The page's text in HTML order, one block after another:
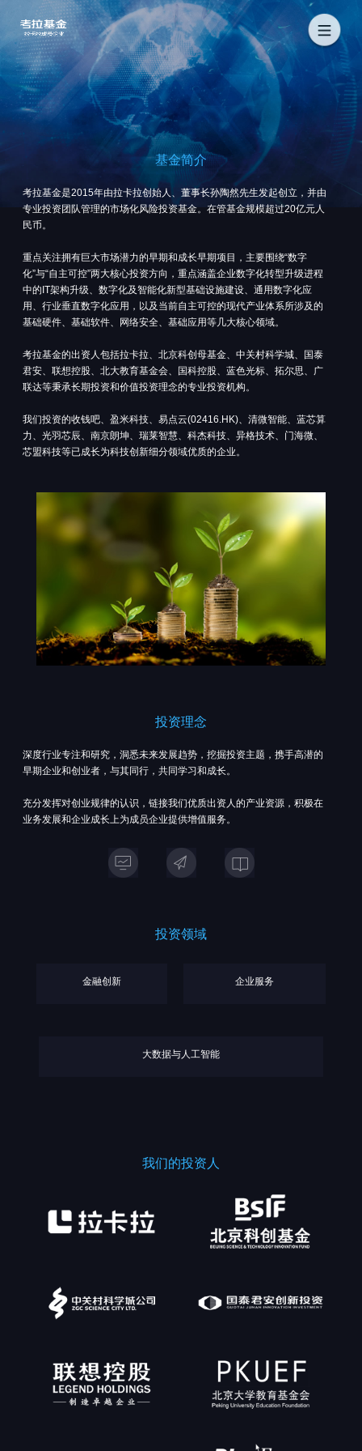
基金简介
考拉基金是2015年由拉卡拉创始人、董事长孙陶然先生发起创立，并由
专业投资团队管理的市场化风险投资基金。在管基金规模超过20亿元人
民币。
重点关注拥有巨大市场潜力的早期和成长早期项目，主要围绕“数字
化”与“自主可控”两大核心投资方向，重点涵盖企业数字化转型升级进程
中的IT架构升级、数字化及智能化新型基础设施建设、通用数字化应
用、行业垂直数字化应用，以及当前自主可控的现代产业体系所涉及的
基础硬件、基础软件、网络安全、基础应用等几大核心领域。
考拉基金的出资人包括拉卡拉、北京科创母基金、中关村科学城、国泰
君安、联想控股、北大教育基金会、国科控股、蓝色光标、拓尔思、广
联达等秉承长期投资和价值投资理念的专业投资机构。
我们投资的收钱吧、盈米科技、易点云(02416.HK)、清微智能、蓝芯算
力、光羽芯辰、南京朗坤、瑞莱智慧、科杰科技、异格技术、门海微、
芯盟科技等已成长为科技创新细分领域优质的企业。
投资理念
深度行业专注和研究，洞悉未来发展趋势，挖掘投资主题，携手高潜的
早期企业和创业者，与其同行，共同学习和成长。
充分发挥对创业规律的认识，链接我们优质出资人的产业资源，积极在
业务发展和企业成长上为成员企业提供增值服务。
投资领域
金融创新 企业服务
大数据与人工智能
我们的投资人